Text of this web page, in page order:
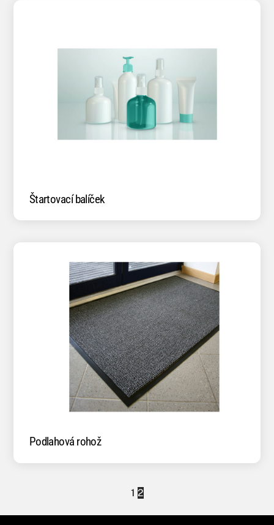
Štartovací balíček
Podlahová rohož
1 2